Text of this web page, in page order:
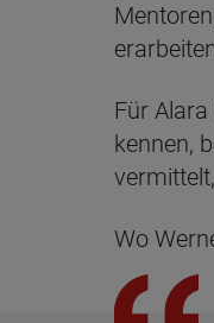
Für
kennen,
Wo